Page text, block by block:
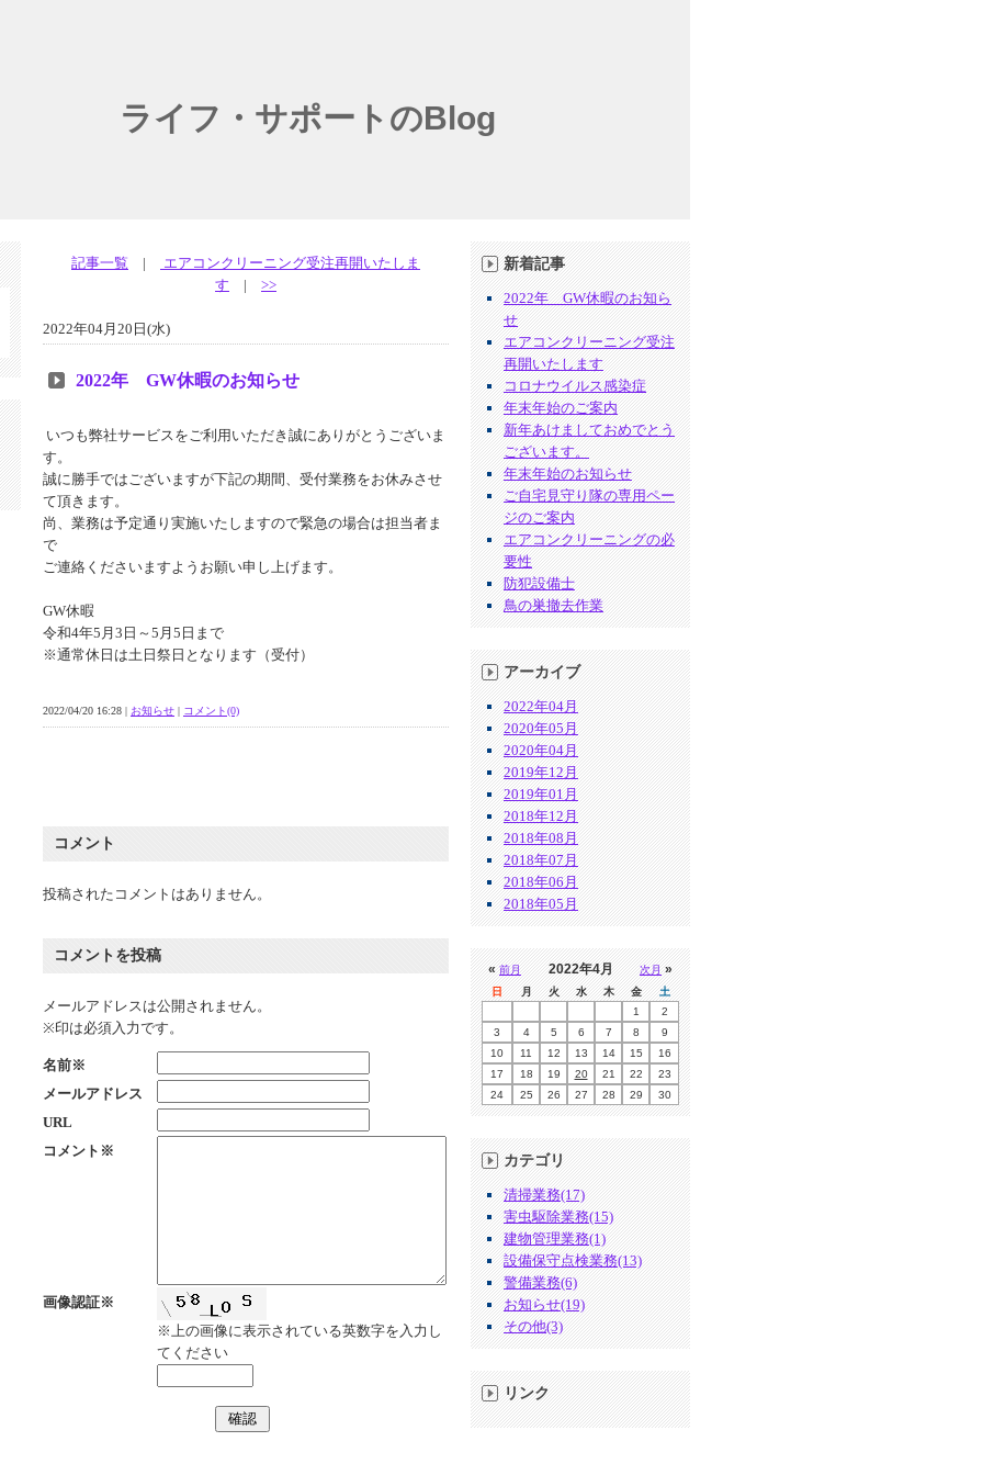
ライフ・サポートのBlog
記事一覧 |
エアコンクリーニング受注再開いたしま
す | >>
2022年04月20日(水)
2022年 GW休暇のお知らせ
いつも弊社サービスをご利用いただき誠にありがとうございま
す。
誠に勝手ではございますが下記の期間、受付業務をお休みさせ
て頂きます。
尚、業務は予定通り実施いたしますので緊急の場合は担当者ま
で
ご連絡くださいますようお願い申し上げます。
GW休暇
令和4年5月3日～5月5日まで
※通常休日は土日祭日となります（受付）
2022/04/20 16:28 | お知らせ | コメント(0)
コメント
投稿されたコメントはありません。
コメントを投稿
メールアドレスは公開されません。
※印は必須入力です。
名前※
メールアドレス
URL
コメント※
画像認証※
※上の画像に表示されている英数字を入力し
てください
新着記事
2022年 GW休暇のお知ら
せ
エアコンクリーニング受注
再開いたします
コロナウイルス感染症
年末年始のご案内
新年あけましておめでとう
ございます。
年末年始のお知らせ
ご自宅見守り隊の専用ペー
ジのご案内
エアコンクリーニングの必
要性
防犯設備士
鳥の巣撤去作業
アーカイブ
2022年04月
2020年05月
2020年04月
2019年12月
2019年01月
2018年12月
2018年08月
2018年07月
2018年06月
2018年05月
«前月 次月»
2022年4月
日 月 火 水 木 金
土
1
2
3
4 5 6 7 8
9
10
11 12 13 14 15
16
17
18 19 20 21 22
23
24
25 26 27 28 29 30
カテゴリ
清掃業務(17)
害虫駆除業務(15)
建物管理業務(1)
設備保守点検業務(13)
警備業務(6)
お知らせ(19)
その他(3)
リンク